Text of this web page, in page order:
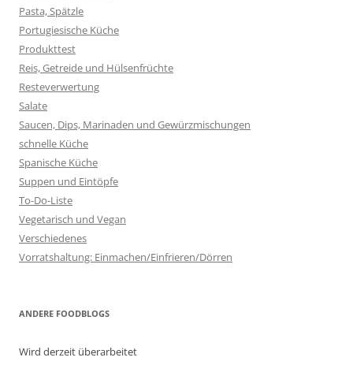
Pasta, Spätzle
Portugiesische Küche
Produkttest
Reis, Getreide und Hülsenfrüchte
Resteverwertung
Salate
Saucen, Dips, Marinaden und Gewürzmischungen
schnelle Küche
Spanische Küche
Suppen und Eintöpfe
To-Do-Liste
Vegetarisch und Vegan
Verschiedenes
Vorratshaltung: Einmachen/Einfrieren/Dörren
ANDERE FOODBLOGS
Wird derzeit überarbeitet